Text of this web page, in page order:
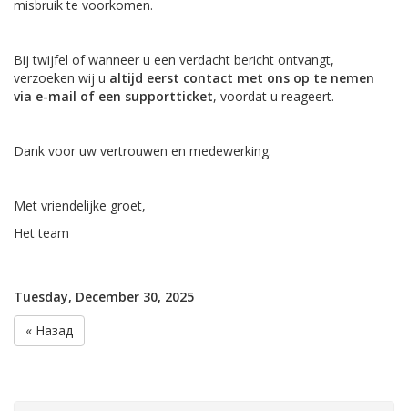
misbruik te voorkomen.
Bij twijfel of wanneer u een verdacht bericht ontvangt,
verzoeken wij u altijd eerst contact met ons op te nemen
via e-mail of een supportticket, voordat u reageert.
Dank voor uw vertrouwen en medewerking.
Met vriendelijke groet,
Het team
Tuesday, December 30, 2025
« Назад